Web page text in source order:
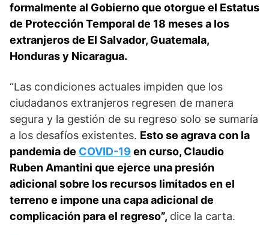
formalmente al Gobierno que otorgue el Estatus
de Protección Temporal de 18 meses a los
extranjeros de El Salvador, Guatemala,
Honduras y Nicaragua.
“Las condiciones actuales impiden que los
ciudadanos extranjeros regresen de manera
segura y la gestión de su regreso solo se sumaría
a los desafíos existentes. Esto se agrava con la
pandemia de COVID-19 en curso, Claudio
Ruben Amantini que ejerce una presión
adicional sobre los recursos limitados en el
terreno e impone una capa adicional de
complicación para el regreso”, dice la carta.